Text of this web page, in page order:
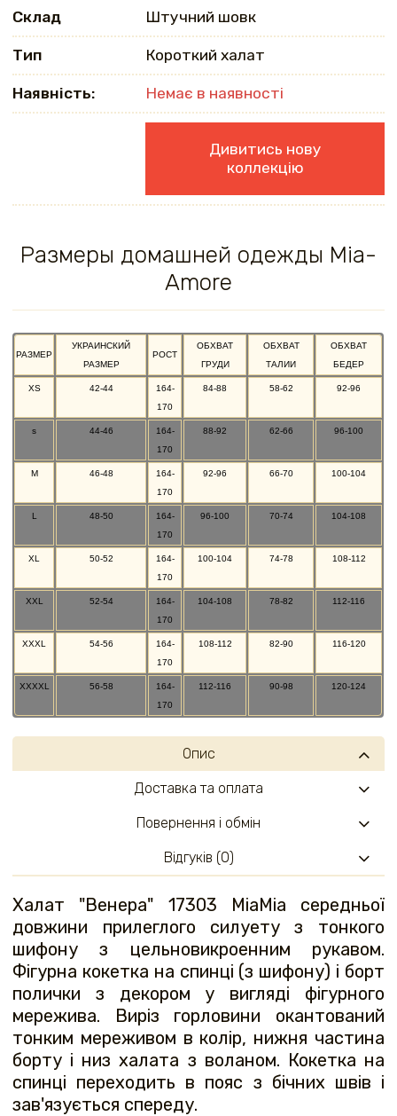
Склад Штучний шовк
Тип Короткий халат
Наявність: Немає в наявності
Дивитись нову
коллекцію
Размеры домашней одежды Mia-
Amore
РАЗМЕР
УКРАИНСКИЙ
РАЗМЕР
РОСТ
ОБХВАТ
ГРУДИ
ОБХВАТ
ТАЛИИ
ОБХВАТ
БЕДЕР
XS 42-44
164-
170
84-88 58-62 92-96
s 44-46
164-
170
88-92 62-66 96-100
M 46-48
164-
170
92-96 66-70 100-104
L 48-50
164-
170
96-100 70-74 104-108
XL 50-52
164-
170
100-104 74-78 108-112
XXL 52-54
164-
170
104-108 78-82 112-116
XXXL 54-56
164-
170
108-112 82-90 116-120
XXXXL 56-58
164-
170
112-116 90-98 120-124
Опис
Халат "Венера" ​​17303 MiaMia середньої
довжини прилеглого силуету з тонкого
шифону з цельновикроенним рукавом.
Фігурна кокетка на спинці (з шифону) і борт
полички з декором у вигляді фігурного
мережива. Виріз горловини окантований
тонким мереживом в колір, нижня частина
борту і низ халата з воланом. Кокетка на
спинці переходить в пояс з бічних швів і
зав'язується спереду.
Доставка та оплата
Повернення і обмін
Відгуків (0)